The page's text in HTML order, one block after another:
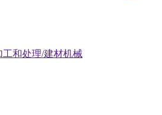
和处理/建材机械